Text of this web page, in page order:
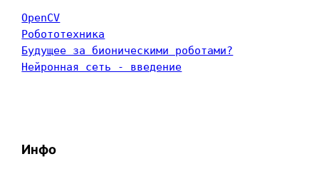
OpenCV
Робототехника
Будущее за бионическими роботами?
Нейронная сеть - введение
Инфо